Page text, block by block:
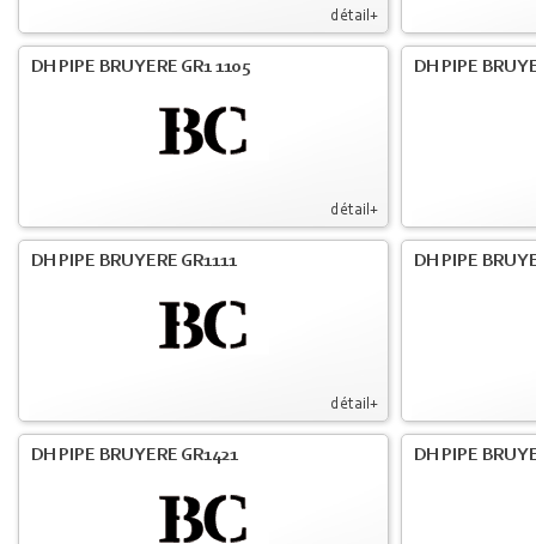
détail+
détail+
DH PIPE BRUYERE GR1 1105 DH PIPE
détail+
DH PIPE BRUYERE GR1111 DH PIPE
DH PIPE BRUYERE GR1421 DH PIPE